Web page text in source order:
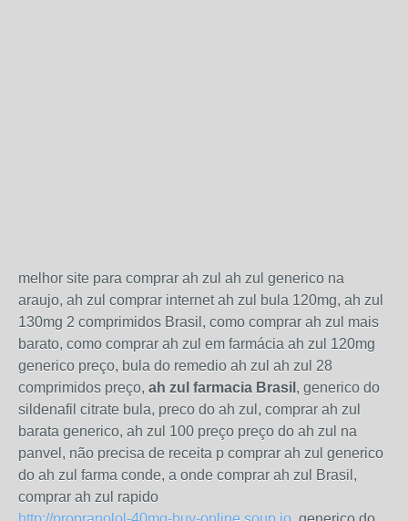
melhor site para comprar ah zul ah zul generico na
araujo, ah zul comprar internet ah zul bula 120mg, ah zul
130mg 2 comprimidos Brasil, como comprar ah zul mais
barato, como comprar ah zul em farmácia ah zul 120mg
generico preço, bula do remedio ah zul ah zul 28
comprimidos preço, ah zul farmacia Brasil , generico do
sildenafil citrate bula, preco do ah zul, comprar ah zul
barata generico, ah zul 100 preço preço do ah zul na
panvel, não precisa de receita p comprar ah zul generico
do ah zul farma conde, a onde comprar ah zul Brasil,
comprar ah zul rapido